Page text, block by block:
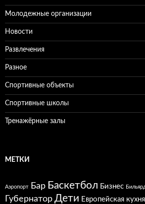
Молодежные организации
Новости
Развлечения
Разное
Спортивные объекты
Спортивные школы
Тренажёрные залы
МЕТКИ
Аэропорт Бар Баскетбол Бизнес
Губернатор Дети Европейская кухня